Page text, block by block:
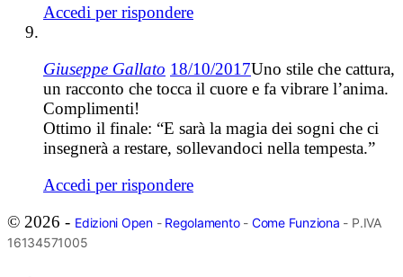
Accedi per rispondere
Giuseppe Gallato 18/10/2017Uno stile che cattura,
un racconto che tocca il cuore e fa vibrare l’anima.
Complimenti!
Ottimo il finale: “E sarà la magia dei sogni che ci
insegnerà a restare, sollevandoci nella tempesta.”
Accedi per rispondere
© 2026 - Edizioni Open- Regolamento- Come Funziona - P.IVA
16134571005